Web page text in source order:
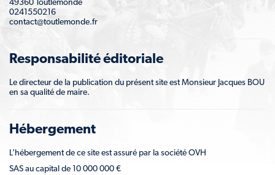
0241550216
contact@toutlemonde.fr
Responsabilité éditoriale
Le directeur de la publication du présent site est Monsieur Jacques BOU
en sa qualité de maire.
Hébergement
L’hébergement de ce site est assuré par la société OVH
SAS au capital de 10 000 000 €